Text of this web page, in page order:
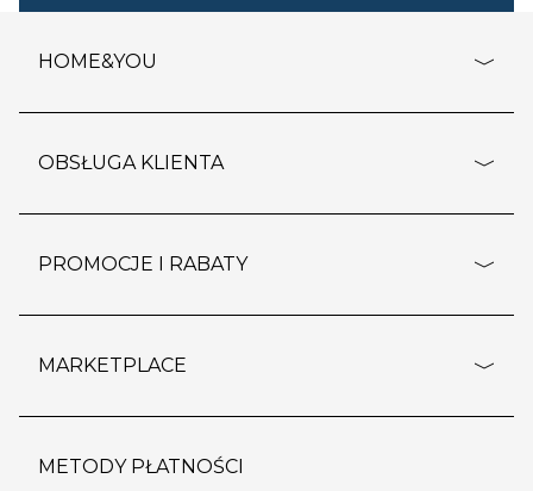
HOME&YOU
o firmie
polityka prywatności
kontakt
OBSŁUGA KLIENTA
dostawy i płatność
wypis z subskrypcji
regulamin sklepu
pozostałe regulaminy
PROMOCJE I RABATY
outlet
regulaminy promocji
MARKETPLACE
strefa marek
METODY PŁATNOŚCI